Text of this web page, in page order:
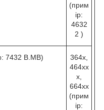
(прим
ір:
4632
2 )
7432 B.МВ)
364х,
464хх
х,
664хх
(прим
ір: